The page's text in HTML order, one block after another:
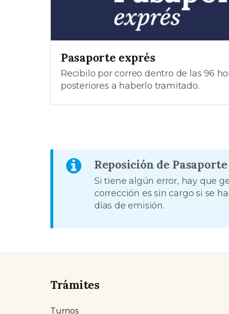
Pasaporte exprés
Recibilo por correo dentro de las 96
posteriores a haberlo tramitado.
Reposición de Pasaporte
Si tiene algún error, hay que
corrección es sin cargo si se
días de emisión.
Trámites
Turnos